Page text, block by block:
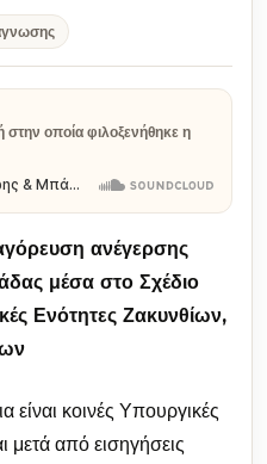
οποία φιλοξενήθηκε η
ανέγερσης
μέσα στο Σχέδιο
Ενότητες Ζακυνθίων,
είναι κοινές Υπουργικές
από εισηγήσεις